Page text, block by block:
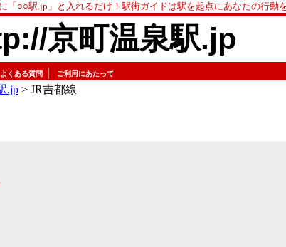
「○○駅.jp」と入れるだけ！駅街ガイドは駅を起点にあなたの行動
京町温泉駅.jp
よくある質問 ご利用にあたって
.jp > JR吉都線